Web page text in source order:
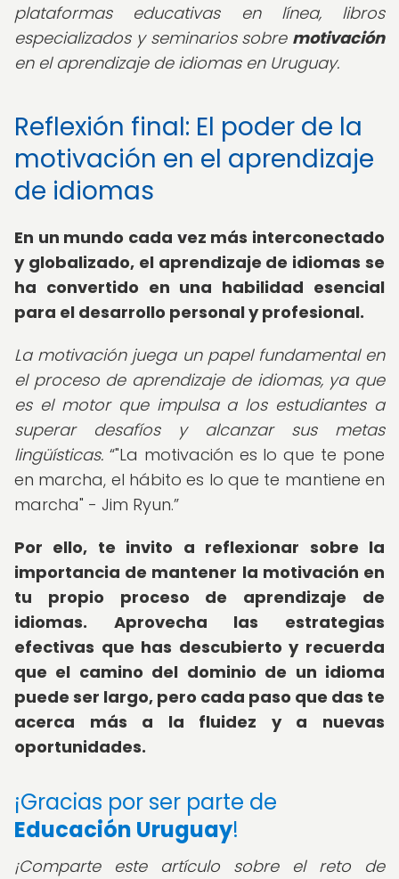
plataformas educativas en línea, libros
especializados y seminarios sobre motivación
en el aprendizaje de idiomas en Uruguay.
Reflexión final: El poder de la
motivación en el aprendizaje
de idiomas
En un mundo cada vez más interconectado
y globalizado, el aprendizaje de idiomas se
ha convertido en una habilidad esencial
para el desarrollo personal y profesional.
La motivación juega un papel fundamental en
el proceso de aprendizaje de idiomas, ya que
es el motor que impulsa a los estudiantes a
superar desafíos y alcanzar sus metas
lingüísticas. "La motivación es lo que te pone
en marcha, el hábito es lo que te mantiene en
marcha" - Jim Ryun.
Por ello, te invito a reflexionar sobre la
importancia de mantener la motivación en
tu propio proceso de aprendizaje de
idiomas. Aprovecha las estrategias
efectivas que has descubierto y recuerda
que el camino del dominio de un idioma
puede ser largo, pero cada paso que das te
acerca más a la fluidez y a nuevas
oportunidades.
¡Gracias por ser parte de
Educación Uruguay!
¡Comparte este artículo sobre el reto de